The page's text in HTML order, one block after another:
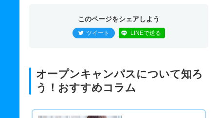
このページをシェアしよう
ツイート LINEで送る
オープンキャンパスについて知ろ
う！おすすめコラム